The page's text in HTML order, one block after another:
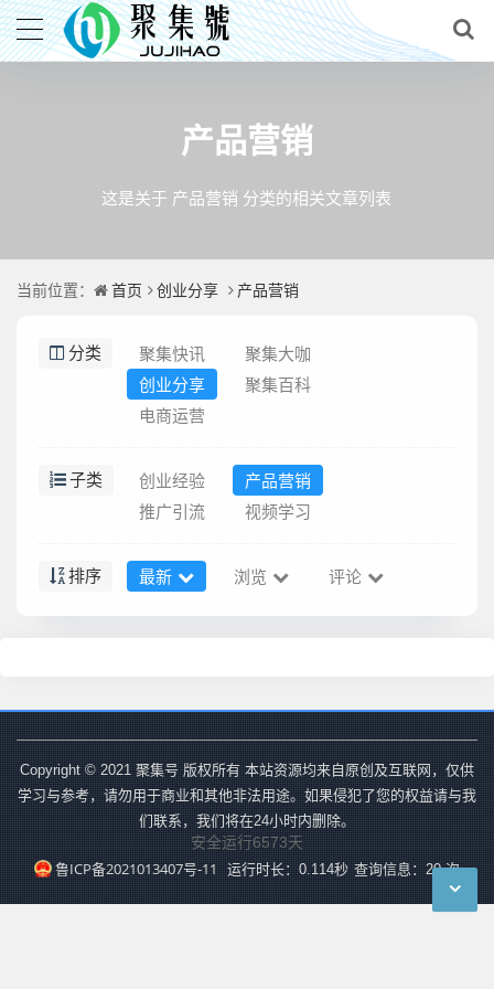
产品营销
这是关于 产品营销 分类的相关文章列表
当前位置： 首页 创业分享 产品营销
分类 聚集快讯
聚集大咖
创业分享
聚集百科
电商运营
子类 创业经验
产品营销
推广引流
视频学习
排序 最新 浏览 评论
Copyright © 2021 聚集号 版权所有 本站资源均来自原创及互联网，仅供
学习与参考，请勿用于商业和其他非法用途。如果侵犯了您的权益请与我
们联系，我们将在24小时内删除。
安全运行6573天
鲁ICP备2021013407号-11 运行时长：0.114秒 查询信息：20 次